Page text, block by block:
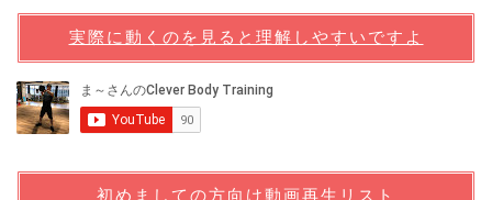
実際に動くのを見ると理解しやすいですよ
初めましての方向け動画再生リスト